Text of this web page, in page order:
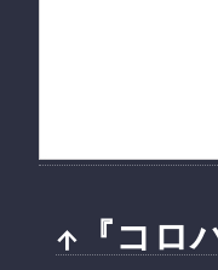
↑『コロ